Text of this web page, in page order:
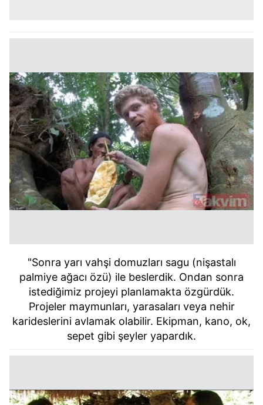
"Sonra yarı vahşi domuzları sagu (nişastalı
palmiye ağacı özü) ile beslerdik. Ondan sonra
istediğimiz projeyi planlamakta özgürdük.
Projeler maymunları, yarasaları veya nehir
karideslerini avlamak olabilir. Ekipman, kano, ok,
sepet gibi şeyler yapardık.